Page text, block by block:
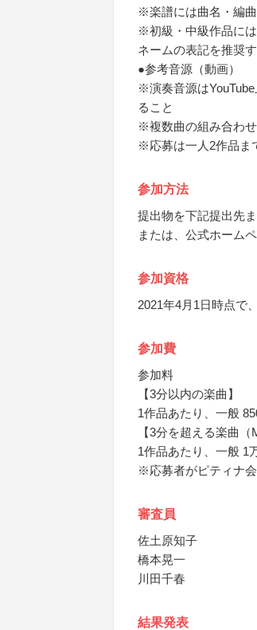
※楽譜には曲名・編
※初級・中級作品に
ネームの表記を推奨
●参考音源（動画）
※演奏音源は
ること
※複数曲の組み合わ
※応募は一人2作品ま
参加方法
提出物を下記提出先
または、公式ホーム
参加資格
2021年4月1日時点で
参加費
参加料
【3分以内の楽曲】
1作品あたり、一般
【3分を超える楽曲（
1作品あたり、一般 1
※応募者がピティナ
審査員
佐土原知子
橋本晃一
川田千春
結果発表